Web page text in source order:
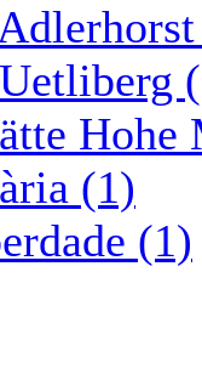
Hohe
(1)
(1)